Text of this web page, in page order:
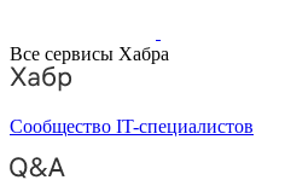
Все сервисы Хабра
Сообщество IT-специалистов